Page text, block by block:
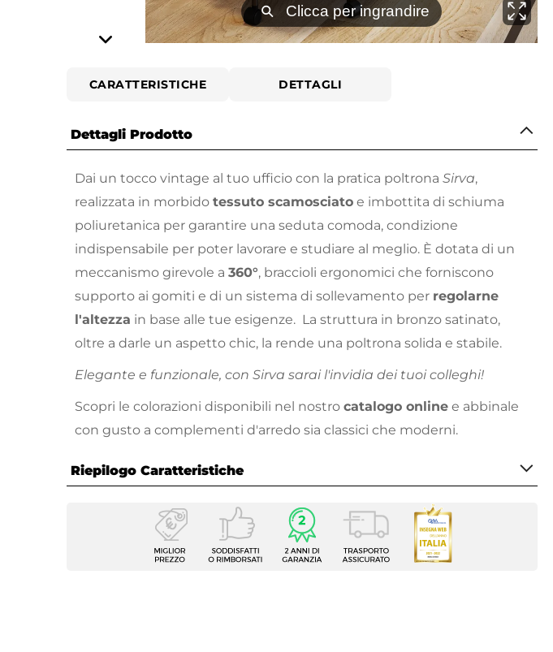
⚲ Clicca per ingrandire
CARATTERISTICHE DETTAGLI
Dettagli Prodotto
Dai un tocco vintage al tuo ufficio con la pratica poltrona Sirva,
realizzata in morbido tessuto scamosciato e imbottita di schiuma
poliuretanica per garantire una seduta comoda, condizione
indispensabile per poter lavorare e studiare al meglio. È dotata di un
meccanismo girevole a 360°, braccioli ergonomici che forniscono
supporto ai gomiti e di un sistema di sollevamento per regolarne
l'altezza in base alle tue esigenze. La struttura in bronzo satinato,
oltre a darle un aspetto chic, la rende una poltrona solida e stabile.
Elegante e funzionale, con Sirva sarai l'invidia dei tuoi colleghi!
Scopri le colorazioni disponibili nel nostro catalogo online e abbinale
con gusto a complementi d'arredo sia classici che moderni.
Riepilogo Caratteristiche
Caratteristiche
Sedia girevole
Sirva